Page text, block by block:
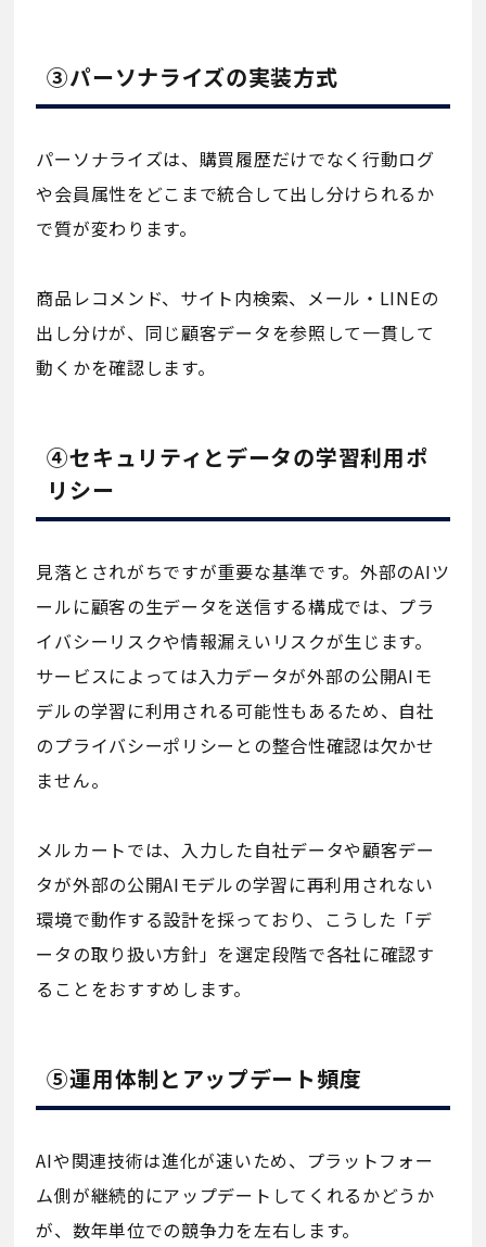
③パーソナライズの実装方式
パーソナライズは、購買履歴だけでなく行動ログ
や会員属性をどこまで統合して出し分けられるか
で質が変わります。
商品レコメンド、サイト内検索、メール・LINEの
出し分けが、同じ顧客データを参照して一貫して
動くかを確認します。
④セキュリティとデータの学習利用ポ
リシー
見落とされがちですが重要な基準です。外部のAIツ
ールに顧客の生データを送信する構成では、プラ
イバシーリスクや情報漏えいリスクが生じます。
サービスによっては入力データが外部の公開AIモ
デルの学習に利用される可能性もあるため、自社
のプライバシーポリシーとの整合性確認は欠かせ
ません。
メルカートでは、入力した自社データや顧客デー
タが外部の公開AIモデルの学習に再利用されない
環境で動作する設計を採っており、こうした「デ
ータの取り扱い方針」を選定段階で各社に確認す
ることをおすすめします。
⑤運用体制とアップデート頻度
AIや関連技術は進化が速いため、プラットフォー
ム側が継続的にアップデートしてくれるかどうか
が、数年単位での競争力を左右します。